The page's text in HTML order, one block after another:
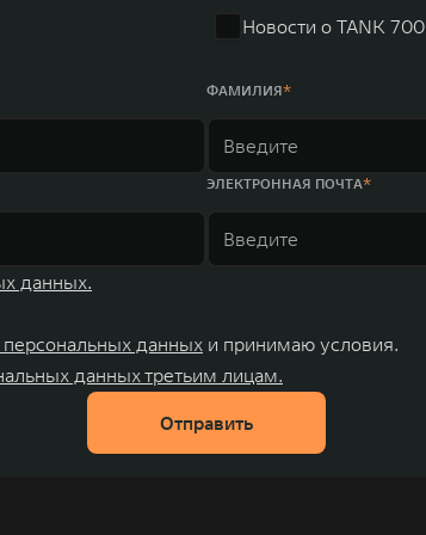
Новости о TANK 700
ФАМИЛИЯ
ЭЛЕКТРОННАЯ ПОЧТА
данных.
данных и принимаю условия.
данных третьим лицам.
Отправить